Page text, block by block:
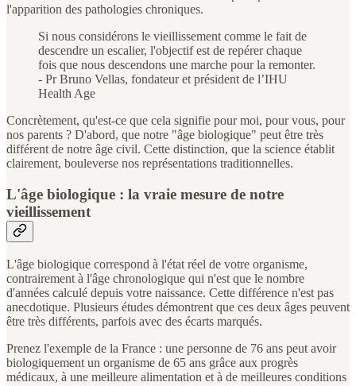
l'apparition des pathologies chroniques.
Si nous considérons le vieillissement comme le fait de
descendre un escalier, l'objectif est de repérer chaque
fois que nous descendons une marche pour la remonter.
- Pr Bruno Vellas, fondateur et président de l’IHU
Health Age
Concrètement, qu'est-ce que cela signifie pour moi, pour vous, pour
nos parents ? D'abord, que notre "âge biologique" peut être très
différent de notre âge civil. Cette distinction, que la science établit
clairement, bouleverse nos représentations traditionnelles.
L'âge biologique : la vraie mesure de notre
vieillissement
L'âge biologique correspond à l'état réel de votre organisme,
contrairement à l'âge chronologique qui n'est que le nombre
d'années calculé depuis votre naissance. Cette différence n'est pas
anecdotique. Plusieurs études démontrent que ces deux âges peuvent
être très différents, parfois avec des écarts marqués.
Prenez l'exemple de la France : une personne de 76 ans peut avoir
biologiquement un organisme de 65 ans grâce aux progrès
médicaux, à une meilleure alimentation et à de meilleures conditions